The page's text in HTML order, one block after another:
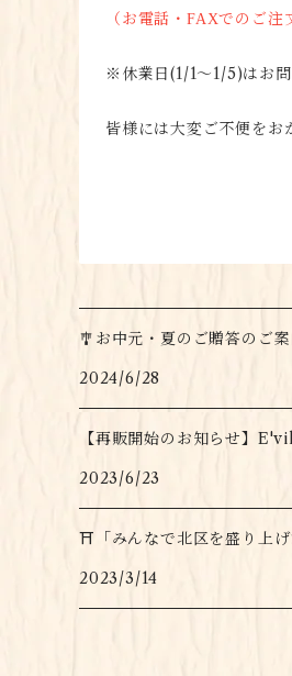
（お電話・FAXでのご注
※休業日(1/1〜1/5)はお
皆様には大変ご不便をお
🎐お中元・夏のご贈答のご案
2024/6/28
【再販開始のお知らせ】
2023/6/23
⛩「みんなで北区を盛り上げ
2023/3/14